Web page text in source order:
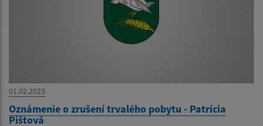
01.02.2023
Oznámenie o zrušení trvalého pobytu - Patrícia
Pištová